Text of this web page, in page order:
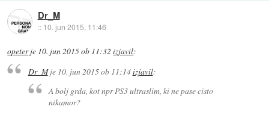
Dr_M
:: 10. jun 2015, 11:46
opeterje 10. jun 2015 ob 11:32 izjavil:
Dr_Mje 10. jun 2015 ob 11:14izjavil:
A bolj grda, kot npr PS3 ultraslim, ki ne pase cisto
nikamor?